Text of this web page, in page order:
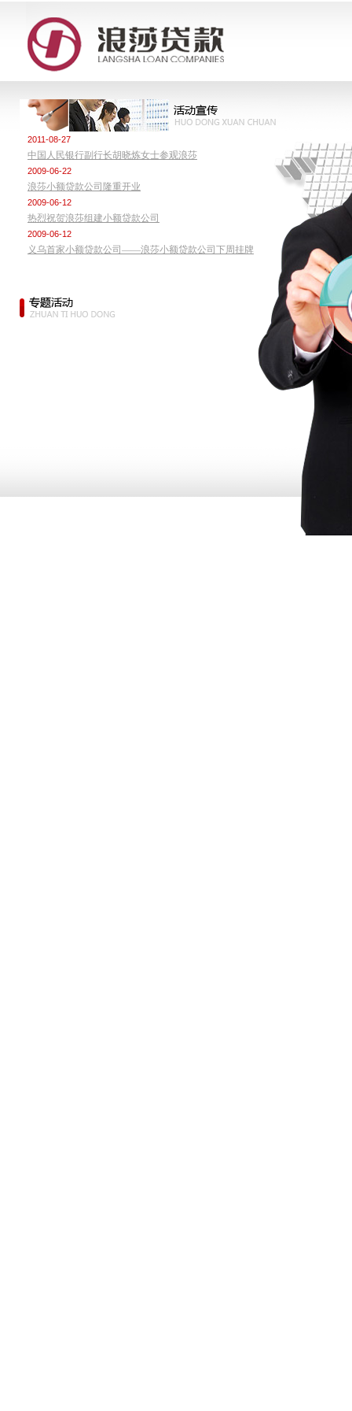
2011-08-27
中国人民银行副行长胡晓炼女士参观浪莎
2009-06-22
浪莎小额贷款公司隆重开业
2009-06-12
热烈祝贺浪莎组建小额贷款公司
2009-06-12
义乌首家小额贷款公司——浪莎小额贷款公司下周挂牌